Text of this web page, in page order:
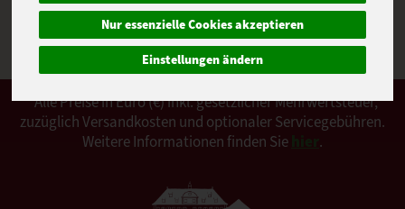
Nur essenzielle Cookies akzeptieren
Einstellungen ändern
*Alle Preise in Euro (€) inkl. gesetzlicher Mehrwertsteuer,
zuzüglich Versandkosten und optionaler Servicegebühren.
Weitere Informationen finden Sie
.